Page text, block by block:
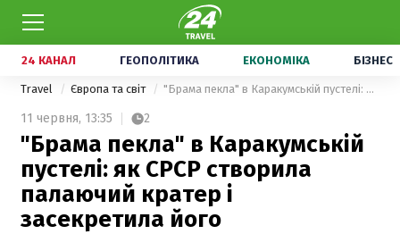
24 КАНАЛ ГЕОПОЛІТИКА ЕКОНОМІКА БІЗНЕС
Travel Європа та світ "Брама пекла" в Каракумській пустелі: як СРСР створила палаючий кратер і засекретила його
11 червня, 13:35 2
"Брама пекла" в Каракумській
пустелі: як СРСР створила
палаючий кратер і
засекретила його